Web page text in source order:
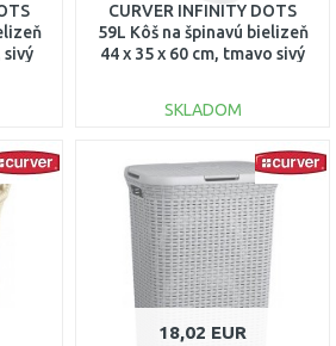
sivý
CURVER INFINITY DOTS
59L Kôš na špinavú bielizeň
44 x 35 x 60 cm, tmavo sivý
SKLADOM
DO KOŠÍKA
Porovnať
18,02 EUR